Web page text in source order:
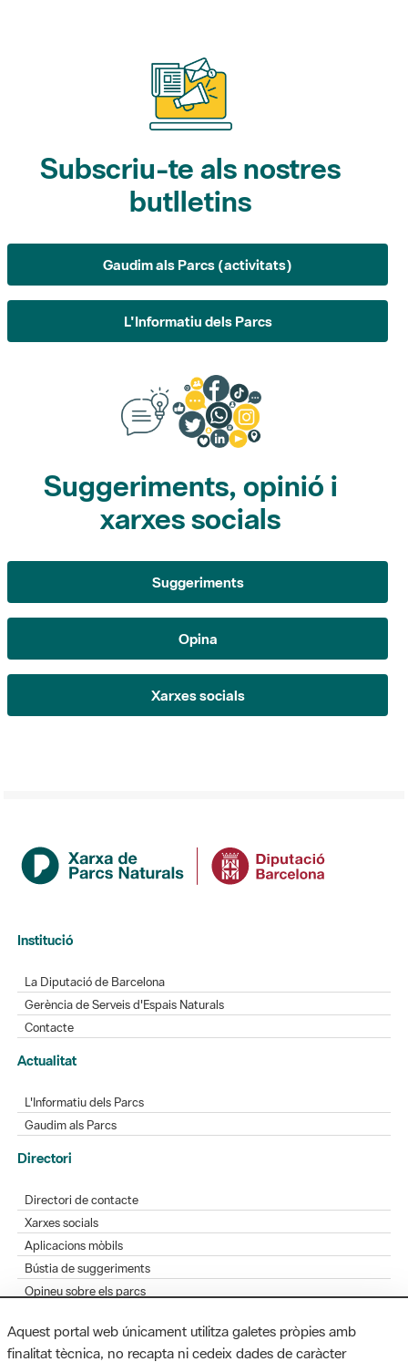
Subscriu-te als nostres
butlletins
Gaudim als Parcs (activitats)
L'Informatiu dels Parcs
Suggeriments, opinió i
xarxes socials
Suggeriments
Opina
Xarxes socials
Institució
La Diputació de Barcelona
Gerència de Serveis d'Espais Naturals
Contacte
Actualitat
L'Informatiu dels Parcs
Gaudim als Parcs
Directori
Directori de contacte
Xarxes socials
Aplicacions mòbils
Bústia de suggeriments
Opineu sobre els parcs
Aquest portal web únicament utilitza galetes pròpies amb
finalitat tècnica, no recapta ni cedeix dades de caràcter